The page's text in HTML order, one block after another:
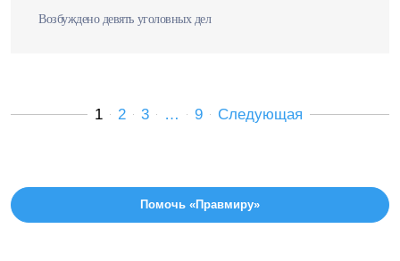
Возбуждено девять уголовных дел
1 2 3 … 9 Следующая
Помочь «Правмиру»